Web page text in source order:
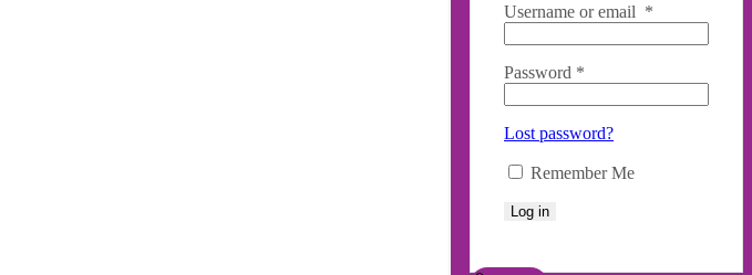
Username or email *
Password *
Lost password?
Remember Me
Log in